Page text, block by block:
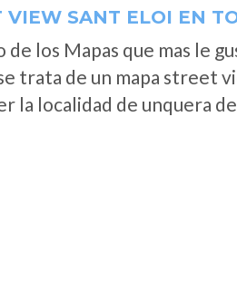
VIEW SANT ELOI EN
de los Mapas que mas le
trata de un mapa street
la localidad de unquera